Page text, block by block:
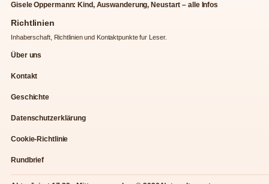
Gisele Oppermann: Kind, Auswanderung, Neustart – alle Infos
Richtlinien
Inhaberschaft, Richtlinien und Kontaktpunkte fur Leser.
Über uns
Kontakt
Geschichte
Datenschutzerklärung
Cookie-Richtlinie
Rundbrief